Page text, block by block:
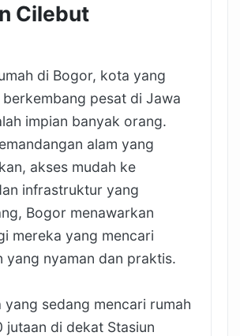
Cilebut
di Bogor, kota yang
berkembang pesat di Jawa
impian banyak orang.
alam yang
akses mudah ke
infrastruktur yang
Bogor menawarkan
mereka yang mencari
yang nyaman dan praktis.
yang sedang mencari rumah
jutaan di dekat Stasiun